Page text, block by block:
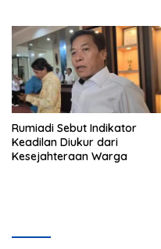
Rumiadi Sebut Indikator
Keadilan Diukur dari
Kesejahteraan Warga